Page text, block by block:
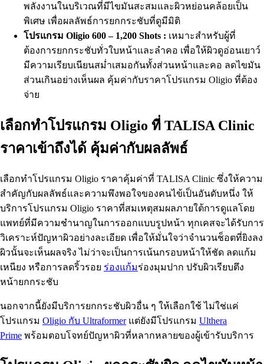
พลังงานในบริเวณที่มีไขมันสะสมและผิวหย่อนคล้อยเป็น
พิเศษ เพื่อผลลัพธ์การยกกระชับที่ดูมีมิติ
โปรแกรม Oligio 600 – 1,200 Shots : เหมาะสำหรับผู้ที่
ต้องการยกกระชับทั่วใบหน้าและลำคอ เพื่อให้ผิวดูอ่อนเยาว์
มีความเรียบเนียนสม่ำเสมอกันทั้งส่วนหน้าและคอ ลดไขมัน
ส่วนเกินอย่างเห็นผล คุ้มค่ากับราคาโปรแกรม Oligio ที่ต้อง
จ่าย
เลือกทำโปรแกรม Oligio ที่ TALISA Clinic
ราคาเข้าถึงได้ คุ้มค่ากับผลลัพธ์
เลือกทำโปรแกรม Oligio ราคาคุ้มค่าที่ TALISA Clinic ซึ่งให้ความ
สำคัญกับผลลัพธ์และความพึงพอใจของคนไข้เป็นอันดับหนึ่ง ให้
บริการโปรแกรม Oligio ราคาที่สมเหตุสมผลภายใต้การดูแลโดย
แพทย์ที่มีความชำนาญในการออกแบบรูปหน้า ทุกเคสจะได้รับการ
วิเคราะห์ปัญหาผิวอย่างละเอียด เพื่อให้มั่นใจว่าจำนวนช็อตที่ยิงลง
ผิวนั้นจะเห็นผลจริง ไม่ว่าจะเป็นการเน้นกรอบหน้าให้ชัด ลดแก้ม
เหนียง หรือการลดริ้วรอย ร่องแก้มร่องมุมปาก ปรับผิวเรียบตึง
หน้ายกกระชับ
นอกจากนี้ยังมีบริการยกกระชับผิวอื่น ๆ ให้เลือกใช้ ไม่ใช่แค่
โปรแกรม Oligio กับ Ultraformerแต่ยังมีโปรแกรม Ulthera
Prime พร้อมตอบโจทย์ปัญหาผิวที่หลากหลายของผู้เข้ารับบริการ